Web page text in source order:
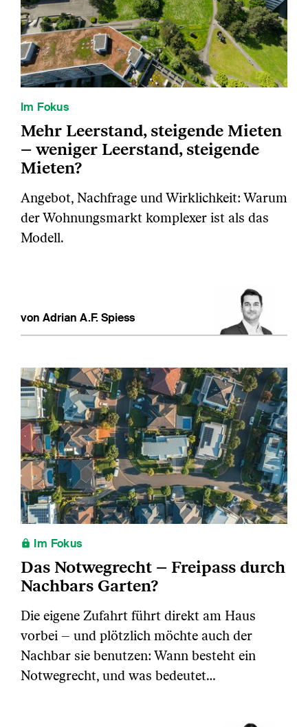
Im Fokus
Mehr Leerstand, steigende Mieten
– weniger Leerstand, steigende
Mieten?
Angebot, Nachfrage und Wirklichkeit: Warum
der Wohnungsmarkt komplexer ist als das
Modell.
von Adrian A.F. Spiess
Im Fokus
Das Notwegrecht – Freipass durch
Nachbars Garten?
Die eigene Zufahrt führt direkt am Haus
vorbei – und plötzlich möchte auch der
Nachbar sie benutzen: Wann besteht ein
Notwegrecht, und was bedeutet…